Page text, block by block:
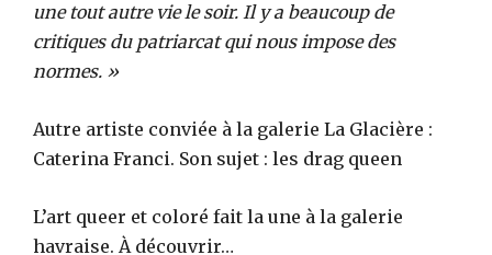
une tout autre vie le soir. Il y a beaucoup de
critiques du patriarcat qui nous impose des
normes. »
Autre artiste conviée à la galerie La Glacière :
Caterina Franci. Son sujet : les drag queen
L’art queer et coloré fait la une à la galerie
havraise. À découvrir…